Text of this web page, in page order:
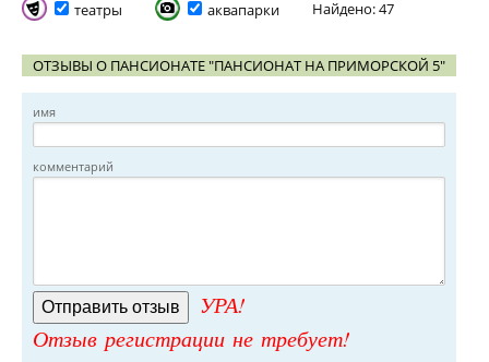
театры аквапарки Найдено: 47
ОТЗЫВЫ О ПАНСИОНАТЕ "ПАНСИОНАТ НА ПРИМОРСКОЙ 5"
имя
комментарий
УРА!
Отзыв регистрации не требует!